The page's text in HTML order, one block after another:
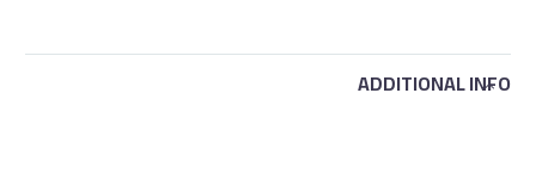
ADDITIONAL INFO